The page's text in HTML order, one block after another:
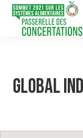
Global